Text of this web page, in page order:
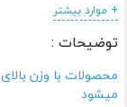
عرض : 178 سانتی متر
ارتفاع : 180 سانتی متر
دسته : دستگاه های
+ موارد بیشتر
توضیحات :
میشود